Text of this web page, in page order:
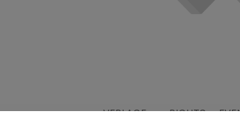
VERLAGE RIGHTS